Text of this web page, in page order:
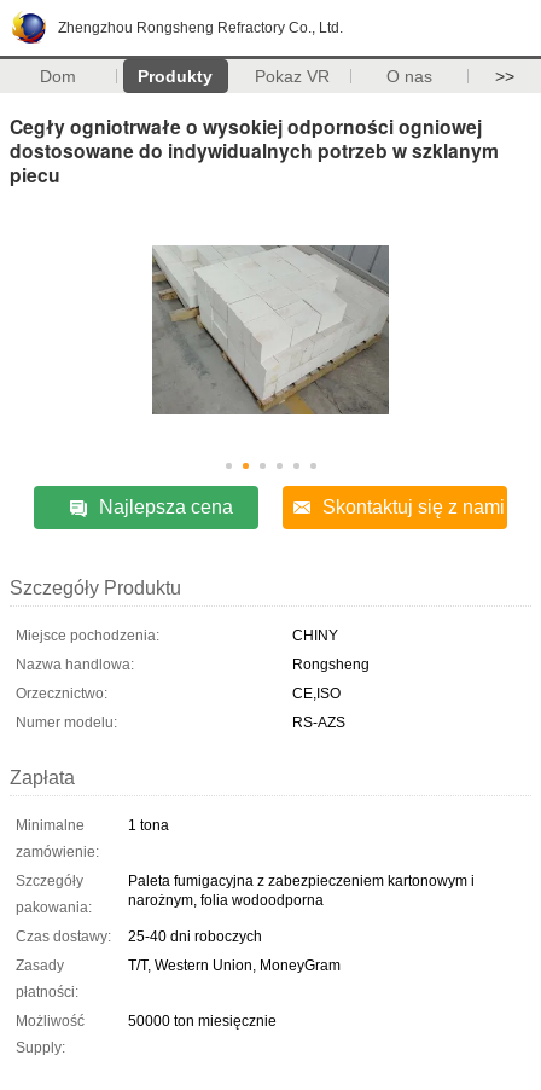
Zhengzhou Rongsheng Refractory Co., Ltd.
Dom Produkty Pokaz VR O nas >>
Cegły ogniotrwałe o wysokiej odporności ogniowej
dostosowane do indywidualnych potrzeb w szklanym
piecu
Najlepsza cena Skontaktuj się z nami
Szczegóły Produktu
Miejsce pochodzenia:
CHINY
Nazwa handlowa:
Rongsheng
Orzecznictwo:
CE,ISO
Numer modelu:
RS-AZS
Zapłata
Minimalne
zamówienie:
1 tona
Szczegóły
pakowania:
Paleta fumigacyjna z zabezpieczeniem kartonowym i
narożnym, folia wodoodporna
Czas dostawy:
25-40 dni roboczych
Zasady
płatności:
T/T, Western Union, MoneyGram
Możliwość
Supply:
50000 ton miesięcznie